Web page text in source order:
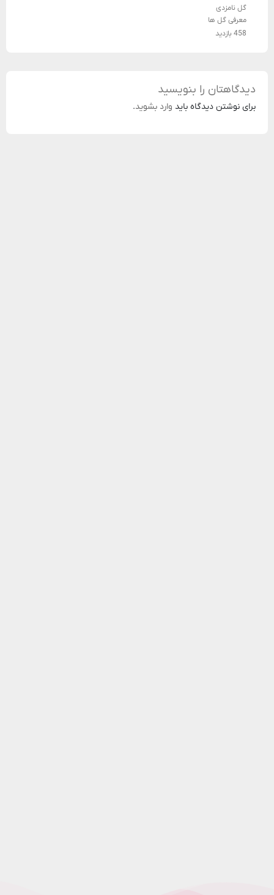
گل نامزدی
معرفی گل ها
458 بازدید
دیدگاهتان را بنویسید
برای نوشتن دیدگاه باید وارد بشوید.